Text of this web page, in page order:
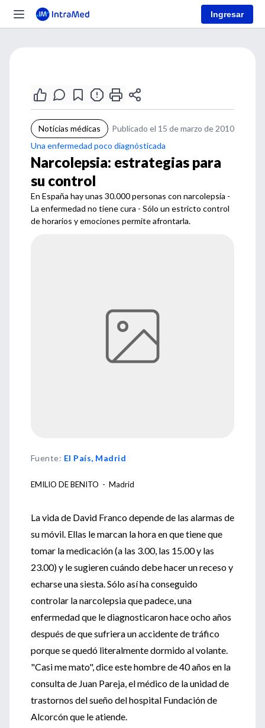
Ingresar
Noticias médicas
Publicado el 15 de marzo de 2010
Una enfermedad poco diagnósticada
Narcolepsia: estrategias para
su control
En España hay unas 30.000 personas con narcolepsia -
La enfermedad no tiene cura - Sólo un estricto control
de horarios y emociones permite afrontarla.
Fuente: El País, Madrid
EMILIO DE BENITO - Madrid
La vida de David Franco depende de las alarmas de
su móvil. Ellas le marcan la hora en que tiene que
tomar la medicación (a las 3.00, las 15.00 y las
23.00) y le sugieren cuándo debe hacer un receso y
echarse una siesta. Sólo así ha conseguido
controlar la narcolepsia que padece, una
enfermedad que le diagnosticaron hace ocho años
después de que sufriera un accidente de tráfico
porque se quedó literalmente dormido al volante.
"Casi me mato", dice este hombre de 40 años en la
consulta de Juan Pareja, el médico de la unidad de
trastornos del sueño del hospital Fundación de
Alcorcón que le atiende.